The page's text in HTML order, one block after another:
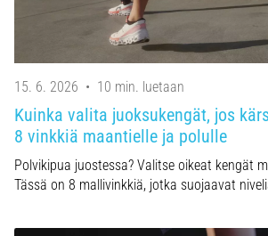
15. 6. 2026 • 10 min. luetaan
Kuinka valita juoksukengät, jos
8 vinkkiä maantielle ja polulle
Polvikipua juostessa? Valitse oikeat kengät
Tässä on 8 mallivinkkiä, jotka suojaavat